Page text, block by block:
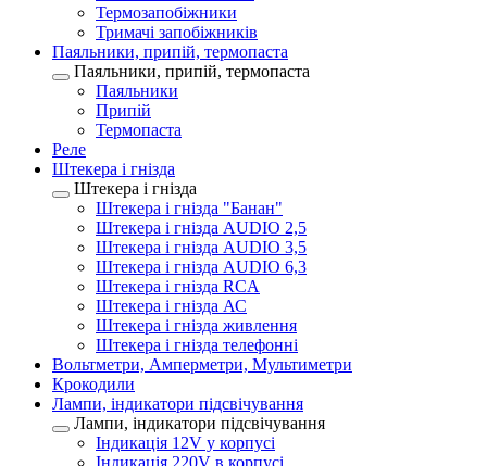
Термозапобіжники
Тримачі запобіжників
Паяльники, припій, термопаста
Паяльники, припій, термопаста
Паяльники
Припій
Термопаста
Реле
Штекера і гнізда
Штекера і гнізда
Штекера і гнізда "Банан"
Штекера і гнізда AUDIO 2,5
Штекера і гнізда AUDIO 3,5
Штекера і гнізда AUDIO 6,3
Штекера і гнізда RCA
Штекера і гнізда АС
Штекера і гнізда живлення
Штекера і гнізда телефонні
Вольтметри, Амперметри, Мультиметри
Крокодили
Лампи, індикатори підсвічування
Лампи, індикатори підсвічування
Індикація 12V у корпусі
Індикація 220V в корпусі